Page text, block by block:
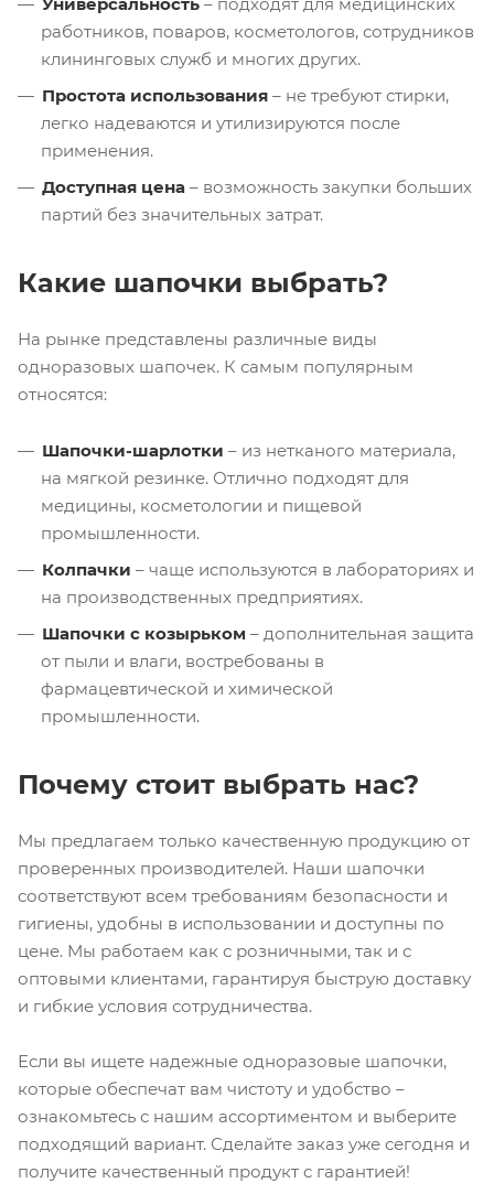
работников, поваров, косметологов, сотрудников
клининговых служб и многих других.
Простота использования – не требуют стирки,
легко надеваются и утилизируются после
применения.
Доступная цена – возможность закупки больших
партий без значительных затрат.
Какие шапочки выбрать?
На рынке представлены различные виды
одноразовых шапочек. К самым популярным
относятся:
Шапочки-шарлотки – из нетканого материала,
на мягкой резинке. Отлично подходят для
медицины, косметологии и пищевой
промышленности.
Колпачки – чаще используются в лабораториях и
на производственных предприятиях.
Шапочки с козырьком – дополнительная защита
от пыли и влаги, востребованы в
фармацевтической и химической
промышленности.
Почему стоит выбрать нас?
Мы предлагаем только качественную продукцию от
проверенных производителей. Наши шапочки
соответствуют всем требованиям безопасности и
гигиены, удобны в использовании и доступны по
цене. Мы работаем как с розничными, так и с
оптовыми клиентами, гарантируя быструю доставку
и гибкие условия сотрудничества.
Если вы ищете надежные одноразовые шапочки,
которые обеспечат вам чистоту и удобство –
ознакомьтесь с нашим ассортиментом и выберите
подходящий вариант. Сделайте заказ уже сегодня и
получите качественный продукт с гарантией!